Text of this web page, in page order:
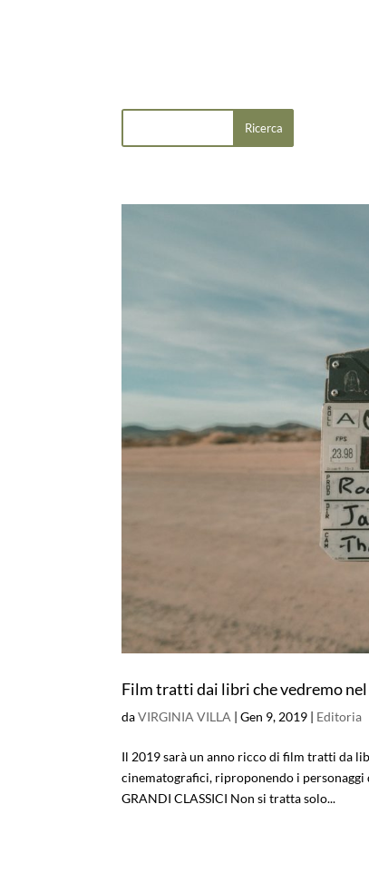
Film tratti dai libri che vedremo
daVIRGINIA VILLA |Gen 9, 2019 | Editoria
Il 2019 sarà un anno ricco di film tratti da
cinematografici, riproponendo i
GRANDI CLASSICI Non si tratta solo...